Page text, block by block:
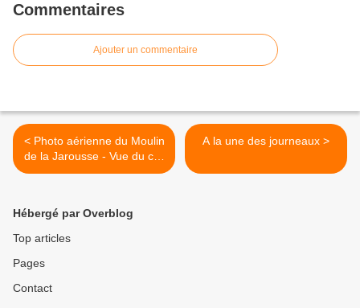
Commentaires
Ajouter un commentaire
< Photo aérienne du Moulin
de la Jarousse - Vue du ciel
de Dordogne
A la une des journeaux >
Hébergé par Overblog
Top articles
Pages
Contact